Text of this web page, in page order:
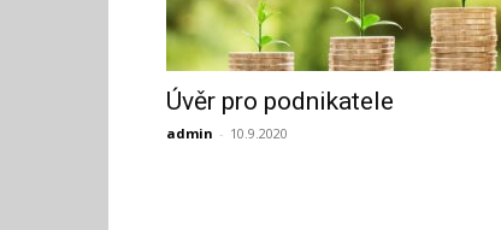
Úvěr pro podnikatele
admin - 10.9.2020